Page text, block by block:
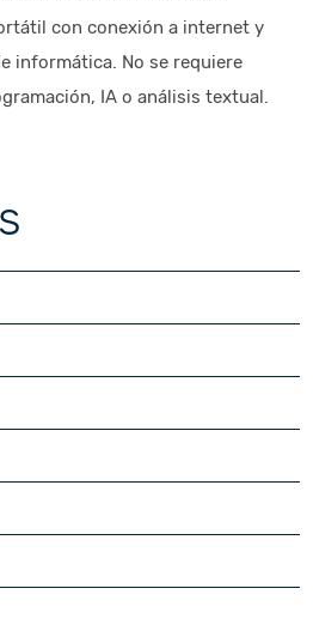
con conexión a internet y
informática. No se requiere
IA o análisis textual.